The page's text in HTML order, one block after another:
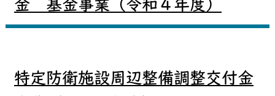
金 基金事業（令和４年度）
特定防衛施設周辺整備調整交付金